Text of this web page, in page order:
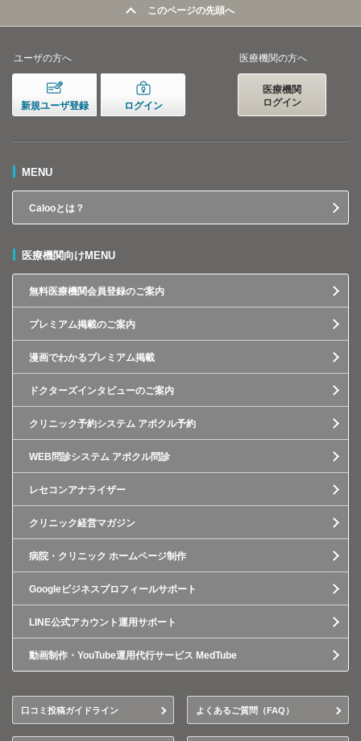
このページの先頭へ
ユーザの方へ
新規ユーザ登録 ログイン
医療機関の方へ
医療機関
ログイン
MENU
Calooとは？
医療機関向けMENU
無料医療機関会員登録のご案内
プレミアム掲載のご案内
漫画でわかるプレミアム掲載
ドクターズインタビューのご案内
クリニック予約システム アポクル予約
WEB問診システム アポクル問診
レセコンアナライザー
クリニック経営マガジン
病院・クリニック ホームページ制作
Googleビジネスプロフィールサポート
LINE公式アカウント運用サポート
動画制作・YouTube運用代行サービス MedTube
口コミ投稿ガイドライン よくあるご質問（FAQ）